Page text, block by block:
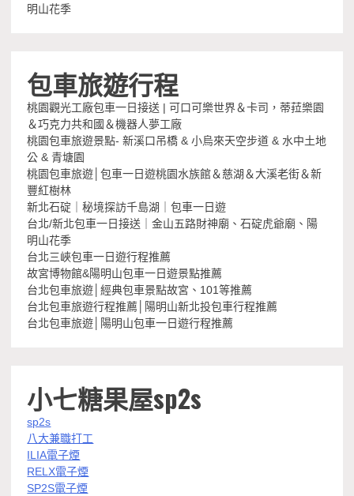
明山花季
包車旅遊行程
桃園觀光工廠包車一日接送 | 可口可樂世界＆卡司，蒂菈樂園
＆巧克力共和國＆機器人夢工廠
桃園包車旅遊景點- 新溪口吊橋 & 小烏來天空步道 & 水中土地
公 & 青塘園
桃園包車旅遊│包車一日遊桃園水族館＆慈湖＆大溪老街＆新
豐紅樹林
新北石碇｜秘境探訪千島湖｜包車一日遊
台北/新北包車一日接送｜金山五路財神廟、石碇虎爺廟、陽
明山花季
台北三峽包車一日遊行程推薦
故宮博物館&陽明山包車一日遊景點推薦
台北包車旅遊│經典包車景點故宮、101等推薦
台北包車旅遊行程推薦│陽明山新北投包車行程推薦
台北包車旅遊│陽明山包車一日遊行程推薦
小七糖果屋sp2s
sp2s
八大兼職打工
ILIA電子煙
RELX電子煙
SP2S電子煙